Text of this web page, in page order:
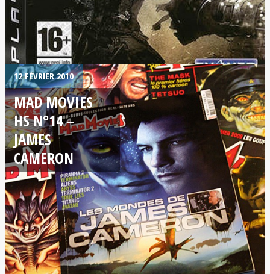
12 FÉVRIER 2010
MAD MOVIES
HS N°14 –
JAMES
CAMERON